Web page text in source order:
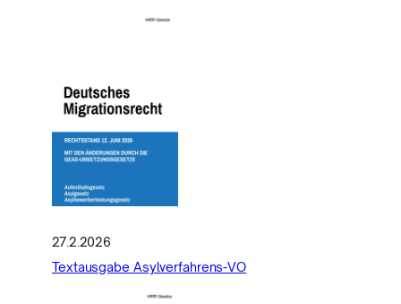
27.2.2026
Textausgabe Asylverfahrens-VO